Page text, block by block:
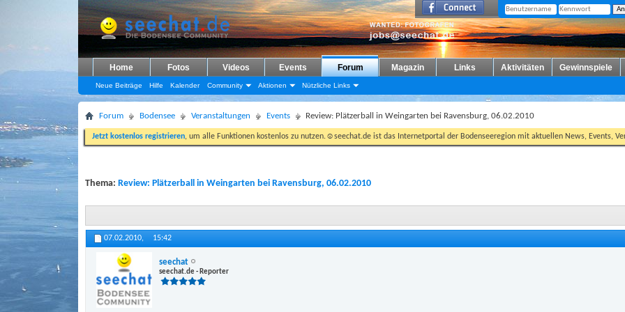
Home Fotos Videos Events Forum
Neue Beiträge Hilfe Kalender Community Aktionen Nützliche Links
Magazin Links Aktivitäten Gewinnspiele
Forum Bodensee Veranstaltungen Events Review: Plätzerball in Weingarten bei Ravensburg, 06.02.2010
Jetzt kostenlos registrieren, um alle Funktionen kostenlos zu nutzen.☺seechat.de ist das Internetportal der Bodenseeregion mit aktuellen News, Events,
Thema: Review: Plätzerball in Weingarten bei Ravensburg, 06.02.2010
07.02.2010, 15:42
seechat
seechat.de - Reporter